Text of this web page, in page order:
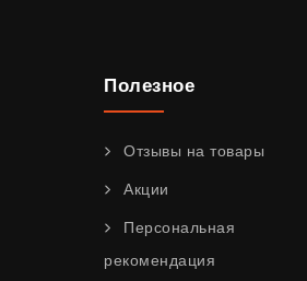
Полезное
Отзывы на товары
Акции
Персональная
рекомендация